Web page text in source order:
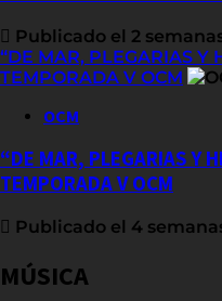
Publicado el 2
“DE MAR, PLEGARIAS Y
TEMPORADA V OCM
OCM
“DE MAR, PLEGARIAS Y
TEMPORADA V OCM
Publicado el 4
MÚSICA